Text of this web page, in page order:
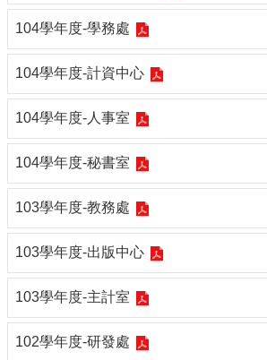
議
紀
錄
搜
其
它
業
相
關
活
104學年度-學務處
104學年度-計資中心
104學年度-人事室
104學年度-秘書室
103學年度-教務處
103學年度-出版中心
103學年度-主計室
102學年度-研發處